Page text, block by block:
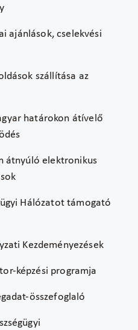
ajánlások, cselekvési
szállítása az
határokon átívelő
átnyúló elektronikus
Hálózatot támogató
Kezdeményezések
képzési programja
összefoglaló